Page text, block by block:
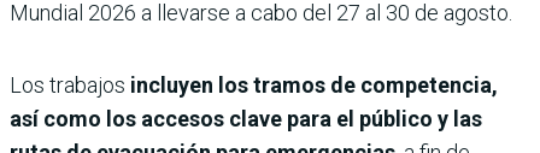
Mundial 2026 a llevarse a cabo del 27 al 30 de agosto.
Los trabajos incluyen los tramos de competencia,
así como los accesos clave para el público y las